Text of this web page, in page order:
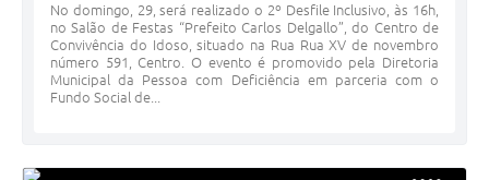
No domingo, 29, será realizado o 2º Desfile Inclusivo, às 16h,
no Salão de Festas “Prefeito Carlos Delgallo”, do Centro de
Convivência do Idoso, situado na Rua Rua XV de novembro
número 591, Centro. O evento é promovido pela Diretoria
Municipal da Pessoa com Deficiência em parceria com o
Fundo Social de...